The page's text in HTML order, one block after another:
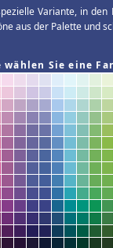
Variante, in
aus der Palette und
wählen Sie eine